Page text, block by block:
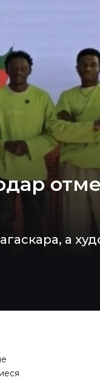
а